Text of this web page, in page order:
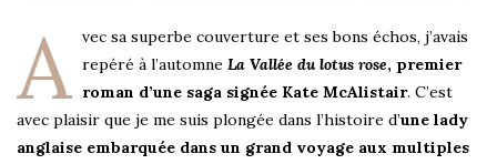
A vec sa superbe couverture et ses bons échos, j’avais
repéré à l’automne La Vallée du lotus rose, premier
roman d’une saga signée Kate McAlistair. C’est
avec plaisir que je me suis plongée dans l’histoire d’une lady
anglaise embarquée dans un grand voyage aux multiples